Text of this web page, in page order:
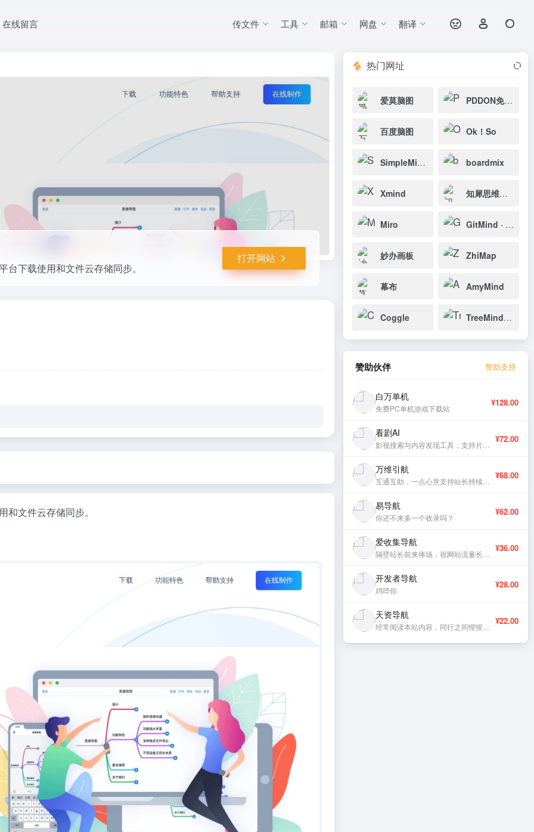
在线留言 传文件 工具 邮箱 网盘 翻译
下载使用和文件云存储同步。
打开网站
文件云存储同步。
热门网址
爱莫脑图 PDDON免费画图
百度脑图 Ok！So
SimpleMindMap boardmix
Xmind 知犀思维导图
Miro GitMind · 思乎
妙办画板 ZhiMap
幕布 AmyMind
Coggle TreeMind树图
赞助伙伴 赞助支持
白万单机
免费PC单机游戏下载站
¥128.00
看剧AI ¥72.00
万维引航 ¥68.00
易导航
你还不来多一个收录吗？
¥62.00
爱收集导航 ¥36.00
开发者导航
鸡哔你
¥28.00
天资导航 ¥22.00